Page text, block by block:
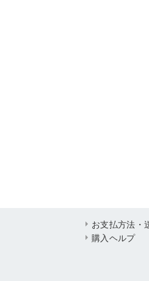
お支払方法・
購入ヘルプ